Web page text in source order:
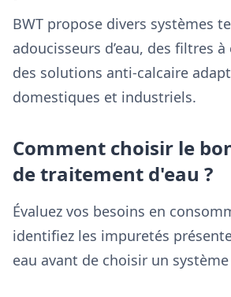
BWT propose divers systèmes
adoucisseurs d’eau, des filtres
des solutions anti-calcaire
domestiques et industriels.
Comment choisir le
de traitement d'eau ?
Évaluez vos besoins en
identifiez les impuretés
eau avant de choisir un